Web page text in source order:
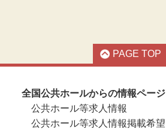
PAGE TOP
全国公共ホールからの情報ページ
公共ホール等求人情報
公共ホール等求人情報掲載希望